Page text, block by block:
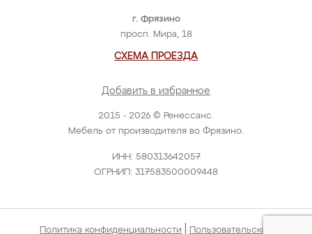
2015 - 2026 © Ренессанс.
Мебель от производителя во Фрязино.
ИНН: 580313642057
ОГРНИП: 317583500009448
г. Фрязино
просп. Мира, 18
СХЕМА ПРОЕЗДА
Добавить в избранное
Политика конфиденциальности Пользовательское